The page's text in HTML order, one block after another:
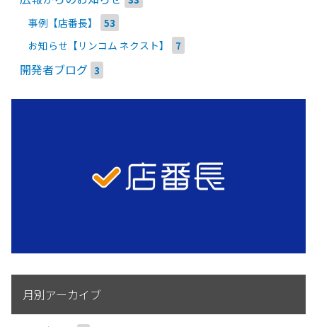
事例【店番長】 53
お知らせ【リンコム ネクスト】 7
開発者ブログ 3
月別アーカイブ